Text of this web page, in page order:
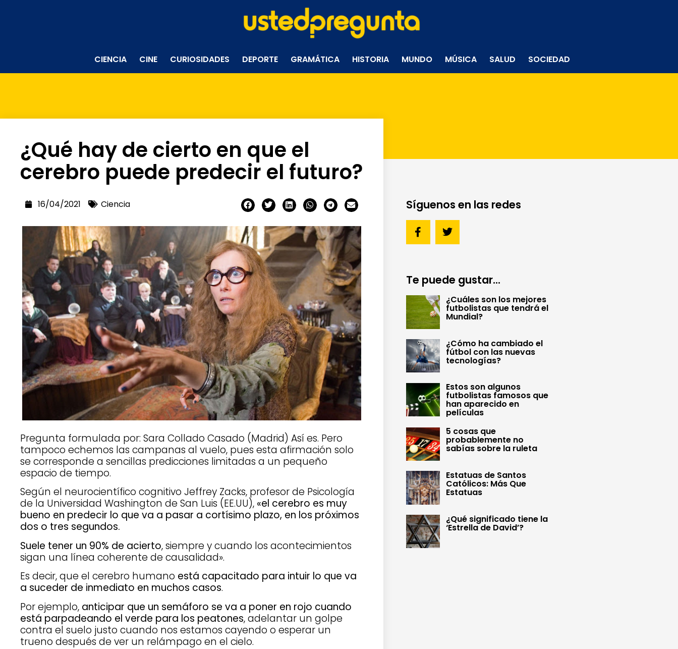
CIENCIA CINE CURIOSIDADES DEPORTE GRAMÁTICA HISTORIA MUNDO MÚSICA SALUD SOCIEDAD
¿Qué hay de cierto en que el
cerebro puede predecir el futuro?
16/04/2021 Ciencia
Pregunta formulada por: Sara Collado Casado (Madrid) Así es. Pero
tampoco echemos las campanas al vuelo, pues esta afirmación solo
se corresponde a sencillas predicciones limitadas a un pequeño
espacio de tiempo.
Según el neurocientífico cognitivo Jeffrey Zacks, profesor de Psicología
de la Universidad Washington de San Luis (EE.UU), «el cerebro es muy
bueno en predecir lo que va a pasar a cortísimo plazo, en los próximos
dos o tres segundos.
Suele tener un 90% de acierto, siempre y cuando los acontecimientos
sigan una línea coherente de causalidad».
Es decir, que el cerebro humano está capacitado para intuir lo que va
a suceder de inmediato en muchos casos.
Por ejemplo, anticipar que un semáforo se va a poner en rojo cuando
está parpadeando el verde para los peatones, adelantar un golpe
contra el suelo justo cuando nos estamos cayendo o esperar un
trueno después de ver un relámpago en el cielo.
Síguenos en las redes
Te puede gustar...
¿Cuáles son los mejores
futbolistas que tendrá el
Mundial?
¿Cómo ha cambiado el
fútbol con las nuevas
tecnologías?
Estos son algunos
futbolistas famosos que
han aparecido en
películas
5 cosas que
probablemente no
sabías sobre la ruleta
Estatuas de Santos
Católicos: Más Que
Estatuas
¿Qué significado tiene la
‘Estrella de David’?